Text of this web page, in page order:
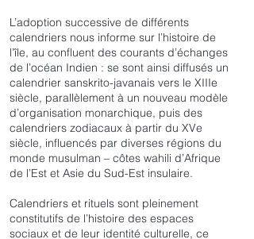
L’adoption successive de différents
calendriers nous informe sur l’histoire de
l’île, au confluent des courants d’échanges
de l’océan Indien : se sont ainsi diffusés un
calendrier sanskrito-javanais vers le XIIIe
siècle, parallèlement à un nouveau modèle
d’organisation monarchique, puis des
calendriers zodiacaux à partir du XVe
siècle, influencés par diverses régions du
monde musulman – côtes wahili d’Afrique
de l’Est et Asie du Sud-Est insulaire.
Calendriers et rituels sont pleinement
constitutifs de l’histoire des espaces
sociaux et de leur identité culturelle, ce